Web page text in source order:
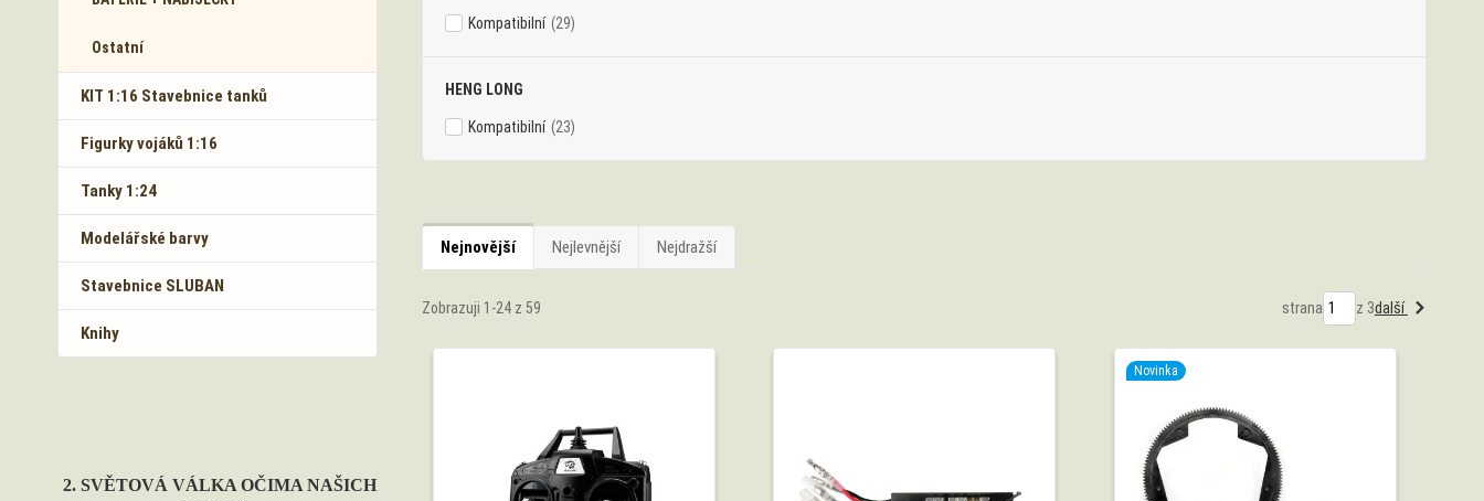
Ostatní
KIT 1:16 Stavebnice tanků
Figurky vojáků 1:16
Tanky 1:24
Modelářské barvy
Stavebnice SLUBAN
Knihy
2. SVĚTOVÁ VÁLKA OČIMA NAŠICH
Kompatibilní (29)
HENG LONG
Kompatibilní (23)
Nejnovější Nejlevnější Nejdražší
Zobrazuji 1-24 z 59 strana z 3další
Novinka